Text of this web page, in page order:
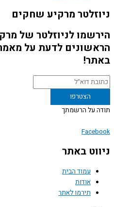
מרקיע שחקים
לניוזלטר של
לדעת על מאמרים
על הרשמתך
באתר
עמוד הבית
אודות
תירמו לאתר